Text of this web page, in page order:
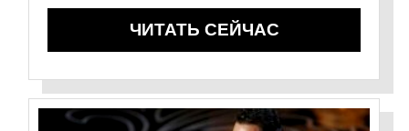
ЧИТАТЬ СЕЙЧАС